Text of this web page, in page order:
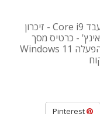
מחשב נייד LENOVO Legion Pro 5 - מעבד Core i9 - זיכרון
32GB - דיסק קשיח 1TB SSD - מסך 16 אינץ' - כרטיס מסך
Nvidia - מקלדת עברית-אנגלית - מערכת הפעלה Windows 11